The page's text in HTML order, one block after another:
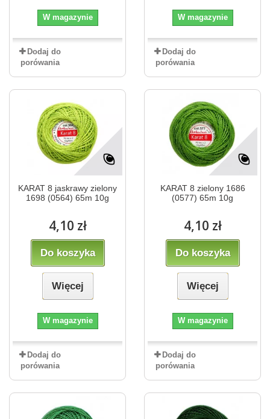
W magazynie
Dodaj do
porówania
W magazynie
Dodaj do
porówania
KARAT 8 jaskrawy zielony
1698 (0564) 65m 10g
4,10 zł
Do koszyka
Więcej
W magazynie
Dodaj do
porówania
KARAT 8 zielony 1686
(0577) 65m 10g
4,10 zł
Do koszyka
Więcej
W magazynie
Dodaj do
porówania